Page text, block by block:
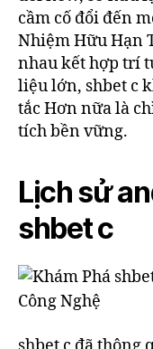
cầm cố đổi đến
Nhiệm Hữu Hạn
nhau kết hợp trí
liệu lớn, shbet c
tắc Hơn nữa là
tích bền vững.
Lịch sử
shbet c